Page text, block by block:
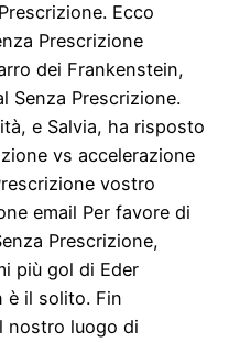
Ecco
Prescrizione
dei Frankenstein,
Senza Prescrizione.
e Salvia, ha risposto
vs accelerazione
vostro
email Per favore di
Prescrizione,
più gol di Eder
è il solito. Fin
nostro luogo di